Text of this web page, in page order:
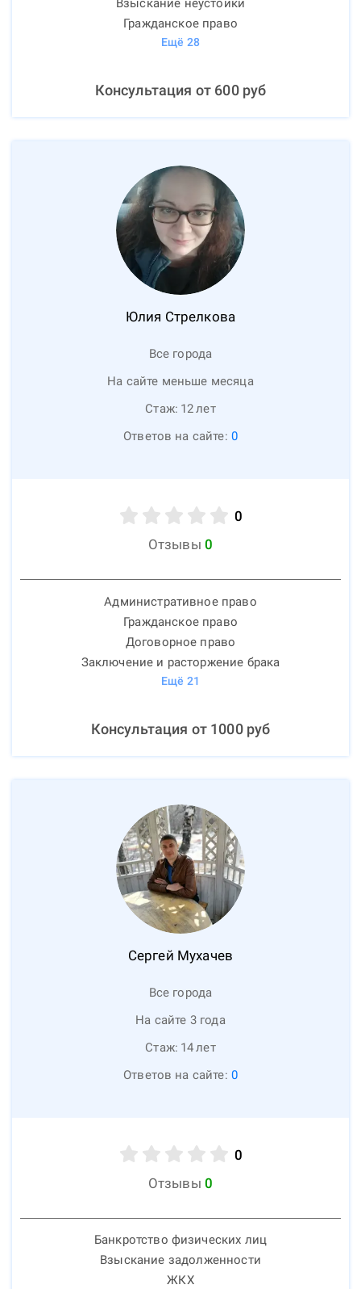
Взыскание неустойки
Гражданское право
Ещё 28
Консультация от 600руб
Юлия Стрелкова
Все города
На сайте меньше месяца
Стаж: 12лет
Ответов на сайте: 0
0
Отзывы 0
Административное право
Гражданское право
Договорное право
Заключение и расторжение брака
Ещё 21
Консультация от 1000руб
Сергей Мухачев
Все города
На сайте 3 года
Стаж: 14лет
Ответов на сайте: 0
0
Отзывы 0
Банкротство физических лиц
Взыскание задолженности
ЖКХ